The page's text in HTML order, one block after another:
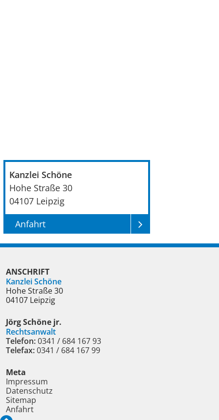
Kanzlei Schöne
Hohe Straße 30
04107 Leipzig
Anfahrt
ANSCHRIFT
Kanzlei Schöne
Hohe Straße 30
04107 Leipzig
Jörg Schöne jr.
Rechtsanwalt
Telefon:0341 / 684 167 93
Telefax:0341 / 684 167 99
Meta
Impressum
Datenschutz
Sitemap
Anfahrt